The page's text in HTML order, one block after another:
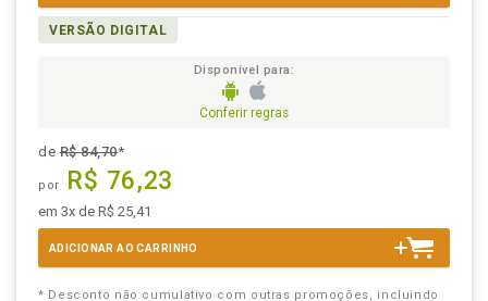
VERSÃO DIGITAL
Disponível para:
Conferir regras
deR$ 84,70*
por R$ 76,23
em 3x de R$ 25,41
ADICIONAR AO CARRINHO
* Desconto não cumulativo com outras promoções, incluindo